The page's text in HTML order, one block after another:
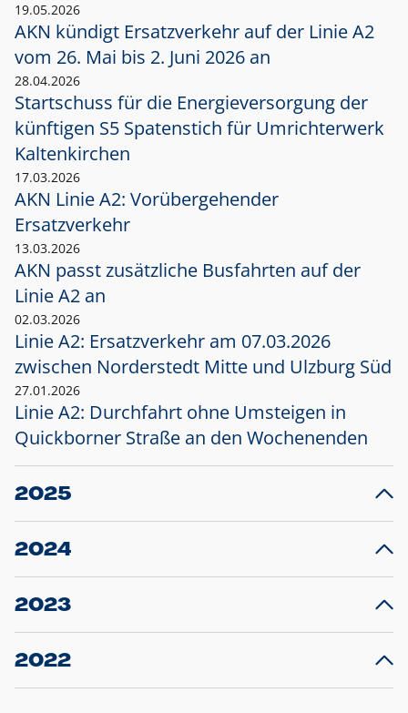
19.05.2026
AKN kündigt Ersatzverkehr auf der Linie A2
vom 26. Mai bis 2. Juni 2026 an
28.04.2026
Startschuss für die Energieversorgung der
künftigen S5 Spatenstich für Umrichterwerk
Kaltenkirchen
17.03.2026
AKN Linie A2: Vorübergehender
Ersatzverkehr
13.03.2026
AKN passt zusätzliche Busfahrten auf der
Linie A2 an
02.03.2026
Linie A2: Ersatzverkehr am 07.03.2026
zwischen Norderstedt Mitte und Ulzburg Süd
27.01.2026
Linie A2: Durchfahrt ohne Umsteigen in
Quickborner Straße an den Wochenenden
2025
23.12.2025
Projekt S5: Start der Bauarbeiten am
2024
10.12.2024
Großprojekt S5: Sperrung der Bahnstraße in
2023
20.12.2023
Schleswig-Holstein verlängert den
2022
22.12.2022